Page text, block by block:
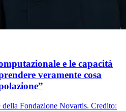
e le capacità
veramente cosa
Fondazione Novartis. Credito: